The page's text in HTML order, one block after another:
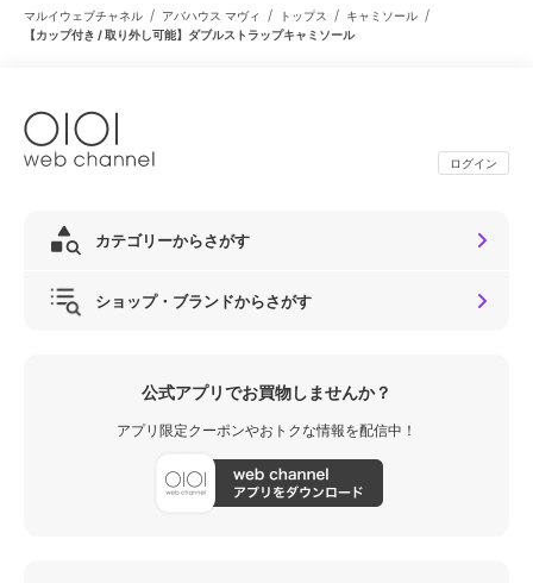
マルイウェブチャネル / アバハウス マヴィ / トップス / キャミソール /
【カップ付き / 取り外し可能】ダブルストラップキャミソール
ログイン
カテゴリーからさがす
ショップ・ブランドからさがす
公式アプリでお買物しませんか？
アプリ限定クーポンやおトクな情報を配信中！